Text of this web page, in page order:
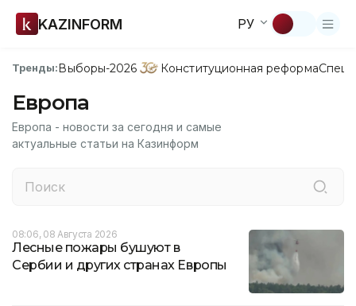
KAZINFORM РУ
Тренды:Выборы-2026 Конституционная реформа
Европа
Европа - новости за сегодня и самые
актуальные статьи на Казинформ
08:06, 08 Августа 2026
Лесные пожары бушуют в
Сербии и других странах Европы